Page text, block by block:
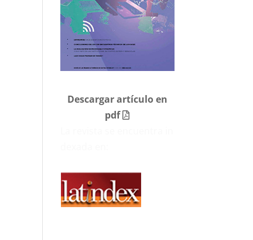
Descargar artículo en
pdf